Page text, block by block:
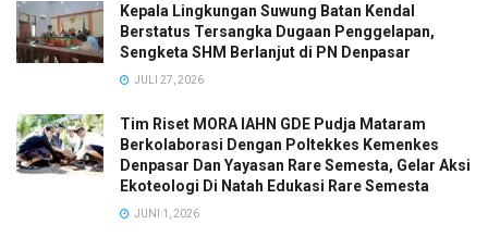
Kepala Lingkungan Suwung Batan Kendal
Berstatus Tersangka Dugaan Penggelapan,
Sengketa SHM Berlanjut di PN Denpasar
JULI 27, 2026
Tim Riset MORA IAHN GDE Pudja Mataram
Berkolaborasi Dengan Poltekkes Kemenkes
Denpasar Dan Yayasan Rare Semesta, Gelar Aksi
Ekoteologi Di Natah Edukasi Rare Semesta
JUNI 1, 2026